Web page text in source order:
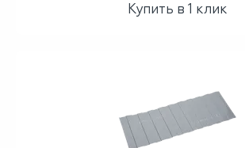
Купить в 1 клик